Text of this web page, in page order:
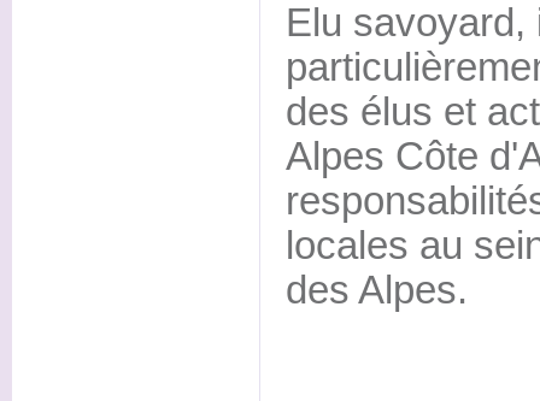
Elu savoyard,
des élus et
Alpes Côte
locales au
des Alpes.